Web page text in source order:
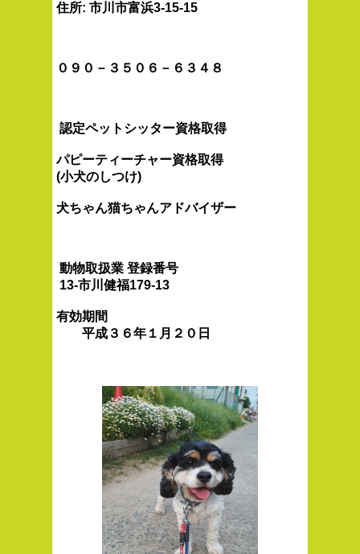
住所: 市川市富浜3-15-15
０９０－３５０６－６３４８
認定ペットシッター資格取得
パピーティーチャー資格取得
(小犬のしつけ)
犬ちゃん猫ちゃんアドバイザー
動物取扱業 登録番号
13-市川健福179-13
有効期間
平成３６年１月２０日